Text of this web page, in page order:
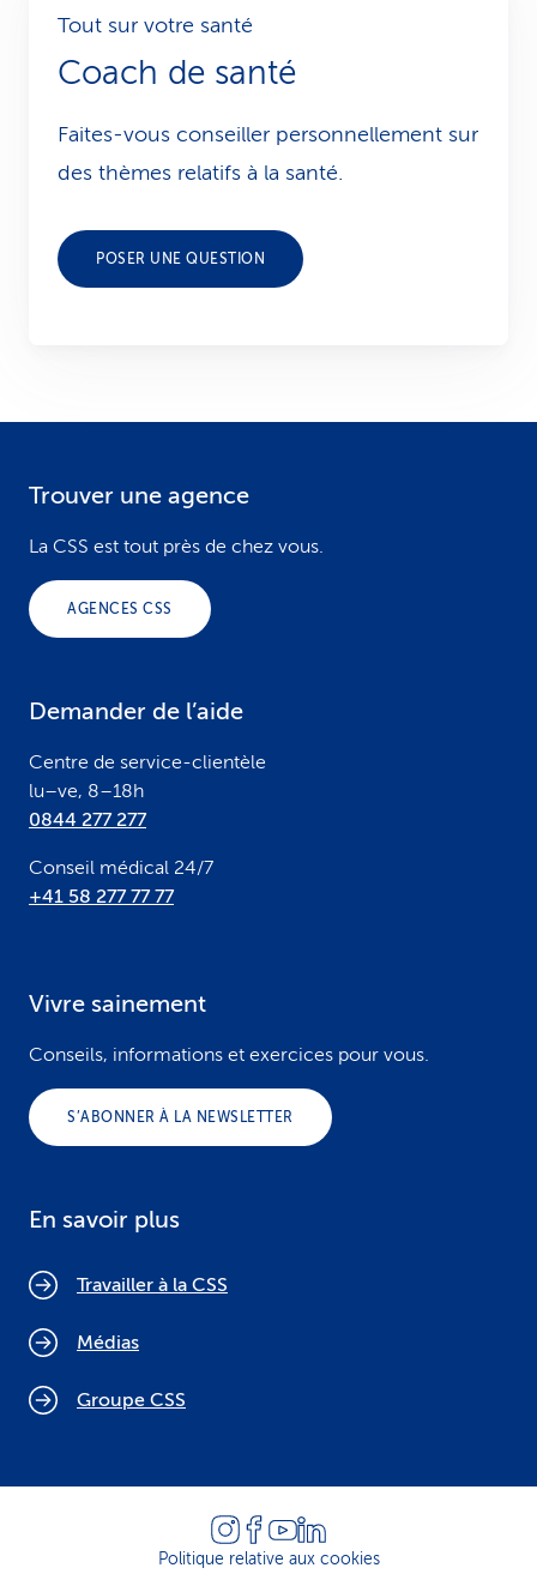
Tout sur votre santé
Coach de santé
Faites-vous conseiller personnellement sur
des thèmes relatifs à la santé.
POSER UNE QUESTION
Trouver une agence
La CSS est tout près de chez vous.
AGENCES CSS
Demander de l’aide
Centre de service-clientèle
lu–ve, 8–18h
0844 277 277
Conseil médical 24/7
+41 58 277 77 77
Vivre sainement
Conseils, informations et exercices pour vous.
S’ABONNER À LA NEWSLETTER
En savoir plus
Travailler à la CSS
Médias
Groupe CSS
Politique relative aux cookies